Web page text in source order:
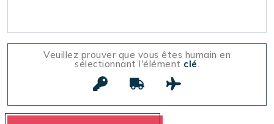
Veuillez prouver que vous êtes humain en
sélectionnant l'élément clé.